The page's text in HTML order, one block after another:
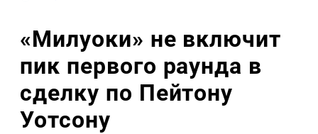
«Милуоки» не включит
пик первого раунда в
сделку по Пейтону
Уотсону